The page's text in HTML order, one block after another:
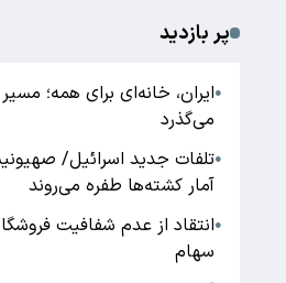
پر بازدید
●ایران، خانه‌ای برای همه؛
می‌گذرد
●تلفات جدید اسرائیل/
آمار کشته‌ها طفره می‌روند
●انتقاد از عدم شفافیت
سهام